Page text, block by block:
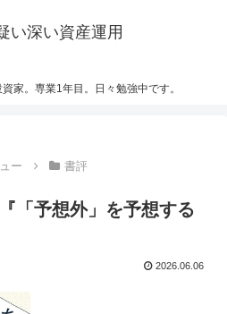
い深い資産運用
家。専業1年目。日々勉強中です。
ー 書評
「予想外」を予想する
2026.06.06